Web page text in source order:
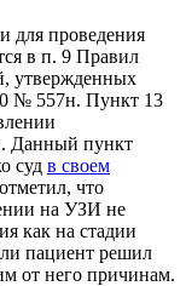
для проведения
в п. 9 Правил
утвержденных
№ 557н. Пункт 13
Данный пункт
суд в своем
что
на УЗИ не
как на стадии
пациент решил
от него причинам.